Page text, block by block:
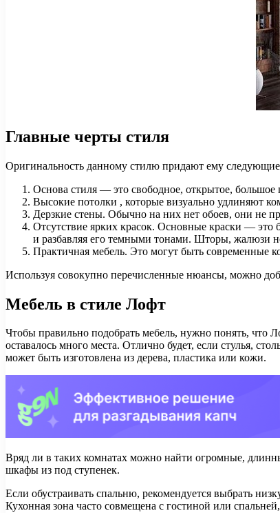
Главные черты стиля
Оригинальность данному стилю придают ему
Основа стиля — это свободное, открытое, большое
Высокие потолки , которые визуально удлиняют
Дерзкие стены. Обычно на них нет обоев, они не
Отсутствие ярких красок. Основные краски — это
и разбавляя его темными тонами. Шторы, жалюзи
Практичная мебель. Это могут быть современные
Используя совокупно перечисленные нюансы, можно
Мебель в стиле Лофт
Чтобы правильно подобрать мебель, нужно понять,
оставалось много места. Отлично будет, если стулья,
может быть изготовлена из дерева, пластика или кожи.
Вряд ли в таких комнатах можно найти огромные,
шкафы из под ступенек.
Если обустраивать спальню, рекомендуется выбрать
Кухонная зона часто совмещена с гостиной или